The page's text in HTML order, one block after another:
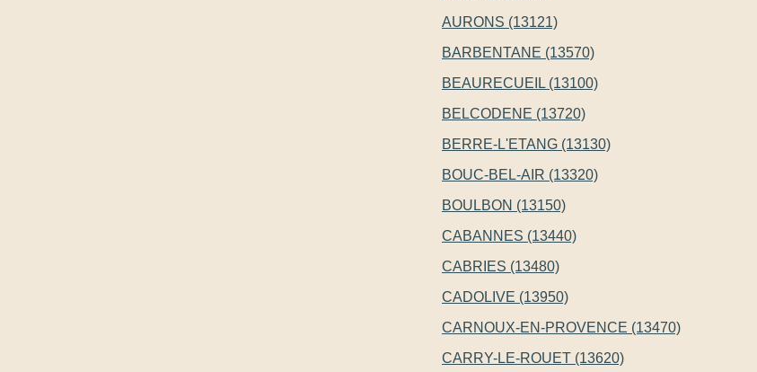
AURONS (13121)
BARBENTANE (13570)
BEAURECUEIL (13100)
BELCODENE (13720)
BERRE-L'ETANG (13130)
BOUC-BEL-AIR (13320)
BOULBON (13150)
CABANNES (13440)
CABRIES (13480)
CADOLIVE (13950)
CARNOUX-EN-PROVENCE (13470)
CARRY-LE-ROUET (13620)